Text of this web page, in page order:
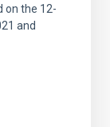
on the 12-
and